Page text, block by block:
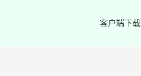
客户端下载